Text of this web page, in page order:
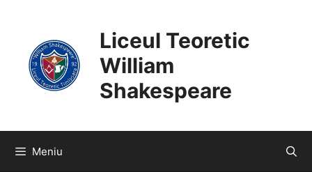
CONȚINUT
Liceul Teoretic
William
Shakespeare
Meniu